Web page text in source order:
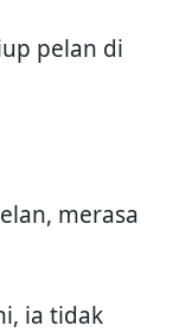
pelan di
merasa
ia tidak